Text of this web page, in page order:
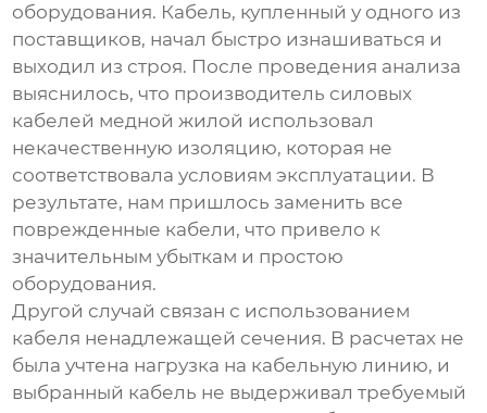
оборудования. Кабель, купленный у одного из
поставщиков, начал быстро изнашиваться и
выходил из строя. После проведения анализа
выяснилось, что производитель силовых
кабелей медной жилой использовал
некачественную изоляцию, которая не
соответствовала условиям эксплуатации. В
результате, нам пришлось заменить все
поврежденные кабели, что привело к
значительным убыткам и простою
оборудования.
Другой случай связан с использованием
кабеля ненадлежащей сечения. В расчетах не
была учтена нагрузка на кабельную линию, и
выбранный кабель не выдерживал требуемый